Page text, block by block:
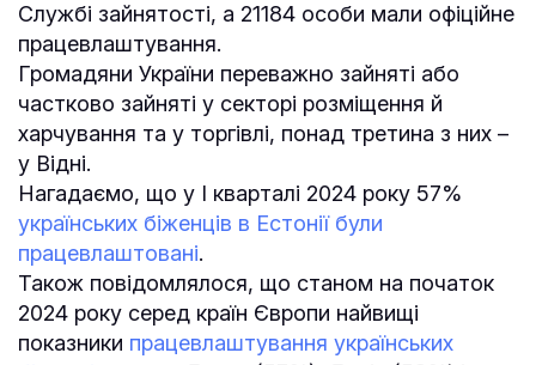
Службі зайнятості, а 21184 особи мали офіційне
працевлаштування.
Громадяни України переважно зайняті або
частково зайняті у секторі розміщення й
харчування та у торгівлі, понад третина з них –
у Відні.
Нагадаємо, що у І кварталі 2024 року 57%
українських біженців в Естонії були
працевлаштовані.
Також повідомлялося, що станом на початок
2024 року серед країн Європи найвищі
показники працевлаштування українських